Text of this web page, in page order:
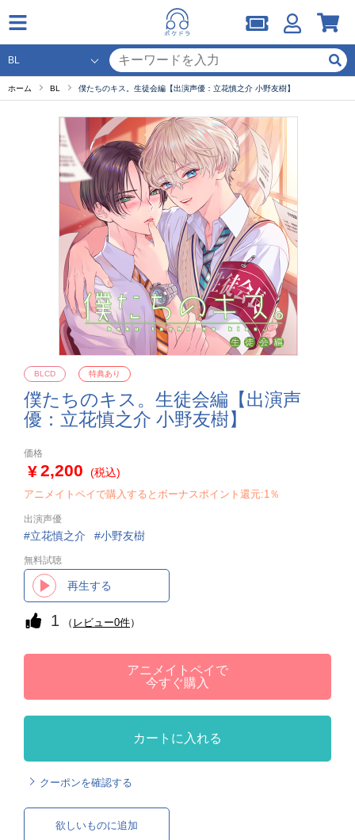
ホーム BL 僕たちのキス。生徒会編【出演声優：立花慎之介 小野友樹】
僕たちのキス。生徒会編【出演声
優：立花慎之介 小野友樹】
BLCD 特典あり
価格
2,200 (税込)
アニメイトペイで購入するとボーナスポイント還元:1％
出演声優
立花慎之介 小野友樹
無料試聴
再生する
1 （ レビュー0件）
アニメイトペイで
今すぐ購入
カートに入れる
クーポンを確認する
欲しいものに追加